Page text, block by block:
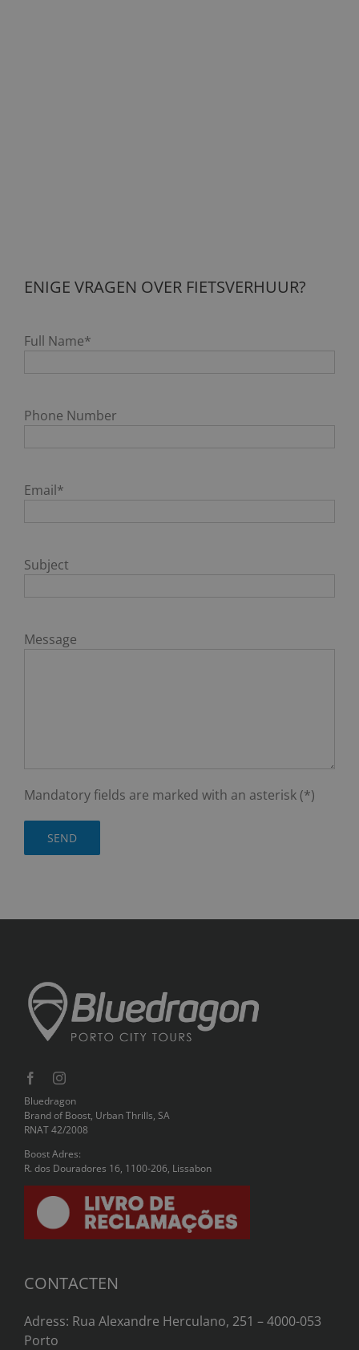
ENIGE VRAGEN OVER FIETSVERHUUR?
Full Name*
Phone Number
Email*
Subject
Message
Mandatory fields are marked with an asterisk (*)
Bluedragon
Brand of Boost, Urban Thrills, SA
RNAT 42/2008
Boost Adres:
R. dos Douradores 16, 1100-206, Lissabon
CONTACTEN
Adress: Rua Alexandre Herculano, 251 – 4000-053
Porto